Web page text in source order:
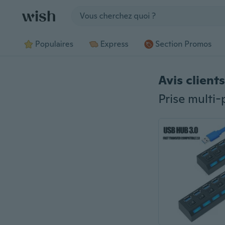
Populaires Express Section Promos
Avis clients